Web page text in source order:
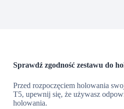
Sprawdź zgodność zestawu do
Przed rozpoczęciem holowania
T5, upewnij się, że używasz
holowania.